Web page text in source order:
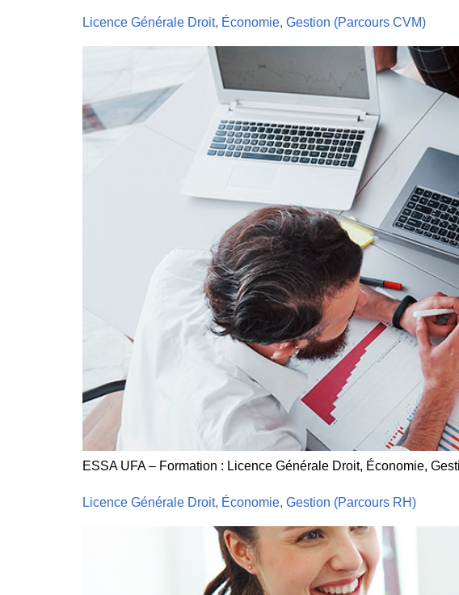
Licence Générale Droit, Économie, Gestion (Parcours CVM)
ESSA UFA – Formation : Licence Générale Droit, Économie,
Licence Générale Droit, Économie, Gestion (Parcours RH)